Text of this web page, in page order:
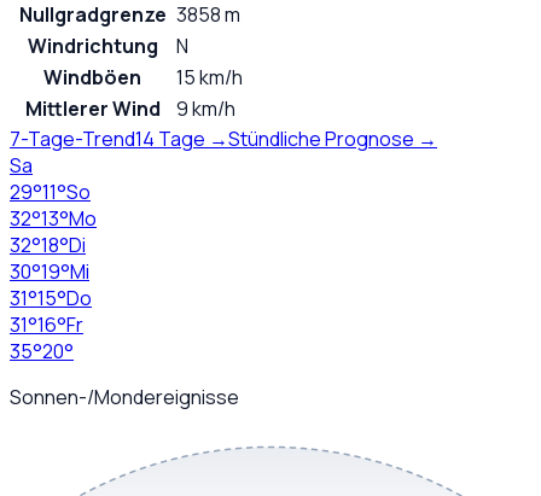
Nullgradgrenze 3858 m
Windrichtung
N
Windböen
15 km/h
Mittlerer Wind
9 km/h
7-Tage-Trend14 Tage →Stündliche Prognose →
Sa
29°11°So
32°13°Mo
32°18°Di
30°19°Mi
31°15°Do
31°16°Fr
35°20°
Sonnen-/Mondereignisse